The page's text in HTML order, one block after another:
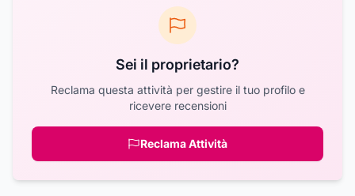
Sei il proprietario?
Reclama questa attività per gestire il tuo profilo e
ricevere recensioni
Reclama Attività